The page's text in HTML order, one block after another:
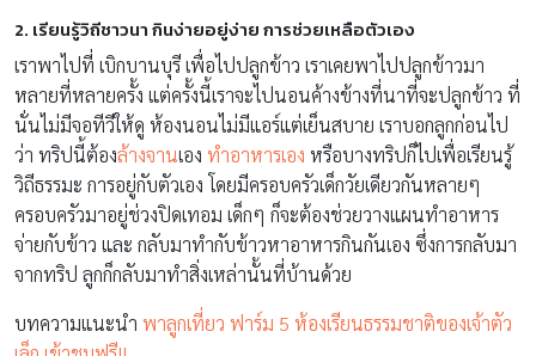
2. เรียนรู้วิถีชาวนา กินง่ายอยู่ง่าย การช่วยเหลือตัวเอง
เราพาไปที่ เบิกบานบุรี เพื่อไปปลูกข้าว เราเคยพาไปปลูกข้าวมา
หลายที่หลายครั้ง แต่ครั้งนี้เราจะไปนอนค้างข้างที่นาที่จะปลูกข้าว ที่
นั่นไม่มีจอทีวีให้ดู ห้องนอนไม่มีแอร์แต่เย็นสบาย เราบอกลูกก่อนไป
ว่า ทริปนี้ต้องล้างจานเอง ทำอาหารเอง หรือบางทริปก็ไปเพื่อเรียนรู้
วิถีธรรมะ การอยู่กับตัวเอง โดยมีครอบครัวเด็กวัยเดียวกันหลายๆ
ครอบครัวมาอยู่ช่วงปิดเทอม เด็กๆ ก็จะต้องช่วยวางแผนทำอาหาร
จ่ายกับข้าว และ กลับมาทำกับข้าวหาอาหารกินกันเอง ซึ่งการกลับมา
จากทริป ลูกก็กลับมาทำสิ่งเหล่านั้นที่บ้านด้วย
บทความแนะนำ พาลูกเที่ยว ฟาร์ม 5 ห้องเรียนธรรมชาติของเจ้าตัว